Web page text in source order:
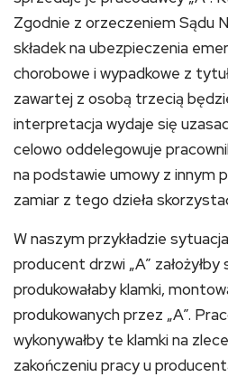
Zgodnie z orzeczeniem Sądu
składek na ubezpieczenia
chorobowe i wypadkowe z
zawartej z osobą trzecią
interpretacja wydaje się
celowo oddelegowuje
na podstawie umowy z innym
zamiar z tego dzieła
W naszym przykładzie
producent drzwi „A”
produkowałaby klamki,
produkowanych przez „A”.
wykonywałby te klamki na
zakończeniu pracy u